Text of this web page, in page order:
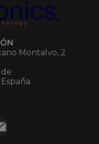
Montalvo, 2